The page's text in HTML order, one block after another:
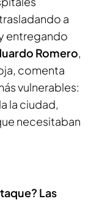
a
entregando
Romero,
comenta
vulnerables:
la ciudad,
necesitaban
Las